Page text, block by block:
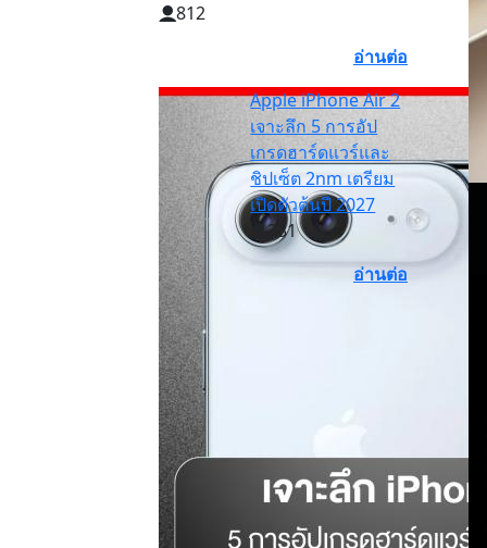
812
อ่านต่อ
Apple iPhone Air 2
เจาะลึก 5 การอัป
เกรดฮาร์ดแวร์และ
ชิปเซ็ต 2nm เตรียม
เปิดตัวต้นปี 2027
231
อ่านต่อ